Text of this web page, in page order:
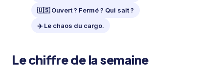
🇺🇸 Ouvert ? Fermé ? Qui sait ?
✈️ Le chaos du cargo.
Le chiffre de la semaine